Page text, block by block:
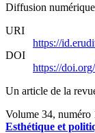
Diffusion
URI
https://
DOI
https://
Un article de la
Volume 34, numéro
Esthétique et